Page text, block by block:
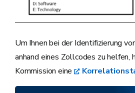
Um Ihnen bei der Identifizierung
anhand eines Zollcodes zu helfen,
Kommission eine